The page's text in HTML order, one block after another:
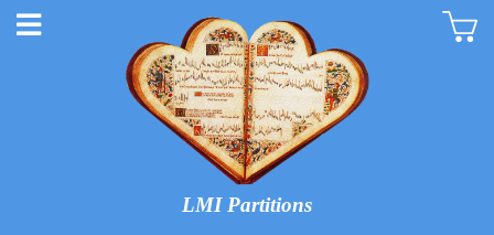
LMI Partitions